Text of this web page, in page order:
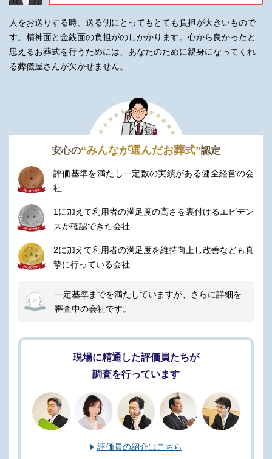
吉祥はぶりは自社の生花店を併設しており、花材の質や量を他社
よりも高水準で提供できる点が強みです。
同じ価格帯であっても、そのボリュームや構成の美しさには定評
ダーメイドで対応可能です。
年中無休・24時間体制での迅速なサポート対応
深夜・早朝を問わず、吉祥はぶりは24時間365日体制で電話相談と
搬送手配に対応しています。
葬儀の流れがわからず戸惑っているご家族にも、経験豊かなスタ
どんな時間でも「すぐに頼れる人がいる」ことが、ご遺族の心を
支える大きな安心感となっています。
ご相談、お見積りは無料で承ります。
24時間365日受付（年中無休）
人をお送りする時、送る側にとってもとても負担が大きいもので
す。精神面と金銭面の負担がのしかかります。 心から良かったと
思えるお葬式を行うためには、あなたのために親身になってくれ
る葬儀屋さんが欠かせません。
安心の“みんなが選んだお葬式”認定
評価基準を満たし一定数の実績がある健全経営の会
社
1に加えて利用者の満足度の高さを裏付けるエビデン
スが確認できた会社
2に加えて利用者の満足度を維持向上し改善なども真
摯に行っている会社
一定基準までを満たしていますが、さらに詳細を
審査中の会社です。
現場に精通した評価員たちが
調査を行っています
評価員の紹介はこちら